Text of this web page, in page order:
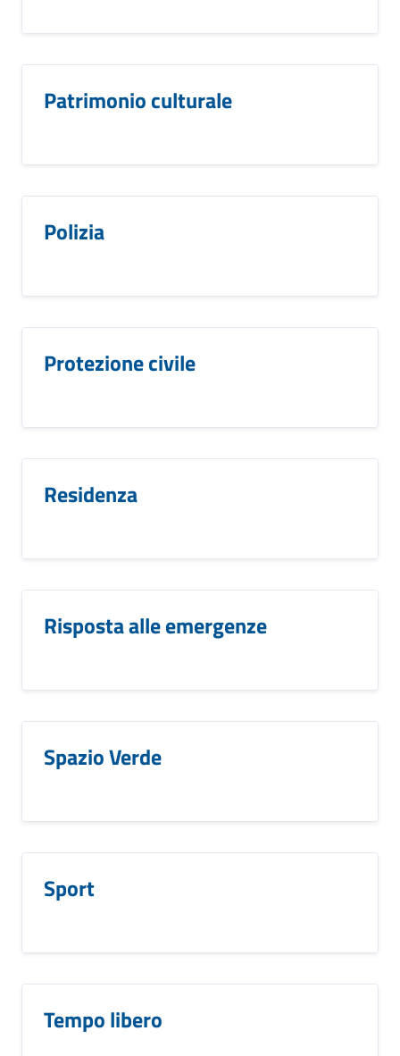
Patrimonio culturale
Polizia
Protezione civile
Residenza
Risposta alle emergenze
Spazio Verde
Sport
Tempo libero